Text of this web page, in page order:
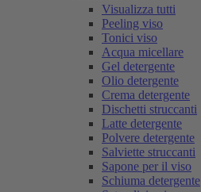
Visualizza tutti
Peeling viso
Tonici viso
Acqua micellare
Gel detergente
Olio detergente
Crema detergente
Dischetti struccanti
Latte detergente
Polvere detergente
Salviette struccanti
Sapone per il viso
Schiuma detergente